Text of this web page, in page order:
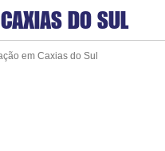
CAXIAS DO SUL
em Caxias do Sul